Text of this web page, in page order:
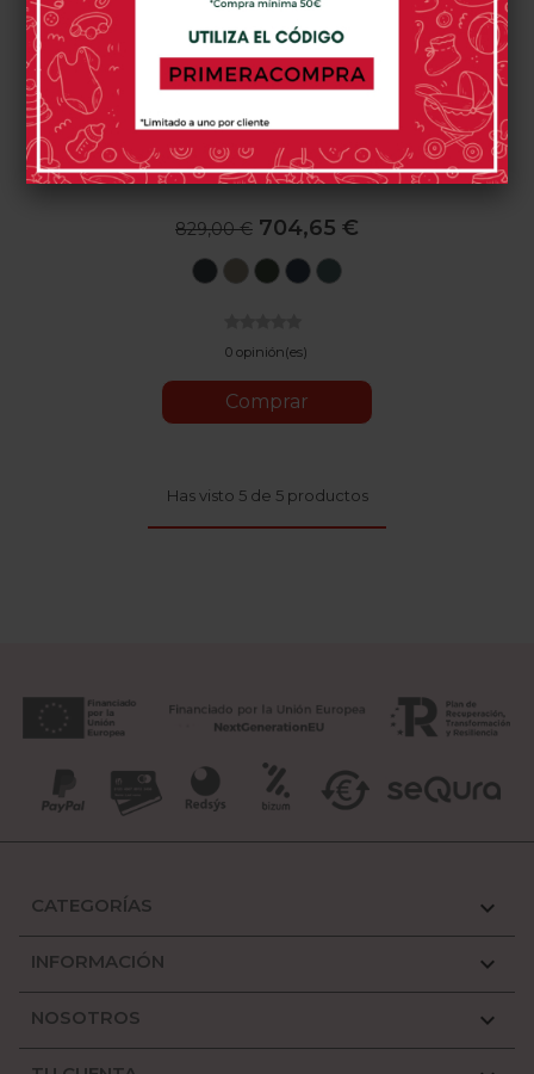
Inglesina Electa 2026
829,00 € 704,65 €
GarageHangar
LoftRooftop
Studio
0 opinión(es)
Comprar
Has visto 5 de 5 productos
CATEGORÍAS 
INFORMACIÓN 
NOSOTROS 